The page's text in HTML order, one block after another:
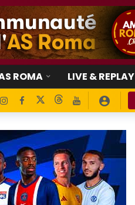
ROMA LIVE & REPLAY